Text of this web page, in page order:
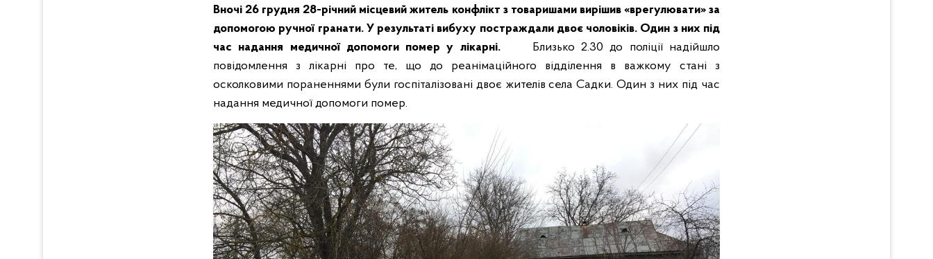
Вночі 26 грудня 28-річний місцевий житель конфлікт з товаришами вирішив «врегулювати» за
допомогою ручної гранати. У результаті вибуху постраждали двоє чоловіків. Один з них під
час надання медичної допомоги помер у лікарні.
Близько 2.30 до поліції надійшло
повідомлення з лікарні про те, що до реанімаційного відділення в важкому стані з
осколковими пораненнями були госпіталізовані двоє жителів села Садки. Один з них під час
надання медичної допомоги помер.